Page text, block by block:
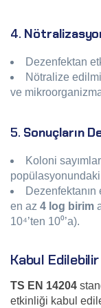
4.
Dezenfektan
Nötralize
ve
5. Sonuçların
Koloni
en az 4 log birim
10⁴’ten 10⁰’a).
Kabul
TS EN 14204
etkinliği kabul